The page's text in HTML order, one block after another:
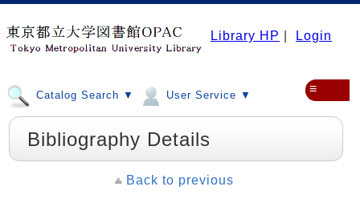
Library HP Login
Catalog Search ▼ User Service ▼ ≡
Bibliography Details
Back to previous